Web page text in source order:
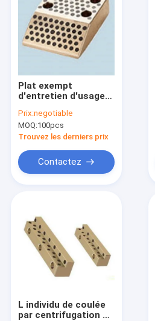
Plat exempt
d'entretien d'usage
lubrifiant le plat de
glissière d'incidence
Prix:negotiable
MOQ:100pcs
Trouvez les derniers prix
Contactez
L individu de coulée
par centrifugation de